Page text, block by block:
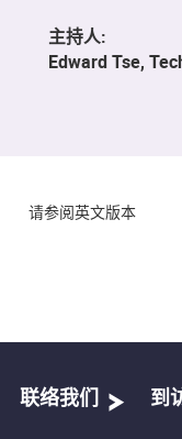
主持人:
Edward Tse,
请参阅英文版本
联络我们 到